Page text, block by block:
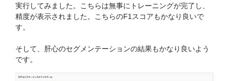
実行してみました。こちらは無事にトレーニングが完了し、
精度が表示されました。こちらのF1スコアもかなり良いで
す。
そして、肝心のセグメンテーションの結果もかなり良いよう
です。